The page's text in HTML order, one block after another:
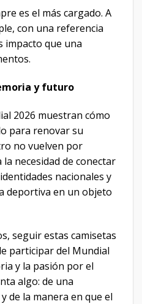
es el más cargado. A
con una referencia
impacto que una
y futuro
2026 muestran cómo
para renovar su
no vuelven por
necesidad de conectar
nacionales y
deportiva en un objeto
seguir estas camisetas
participar del Mundial
y la pasión por el
algo: de una
de la manera en que el